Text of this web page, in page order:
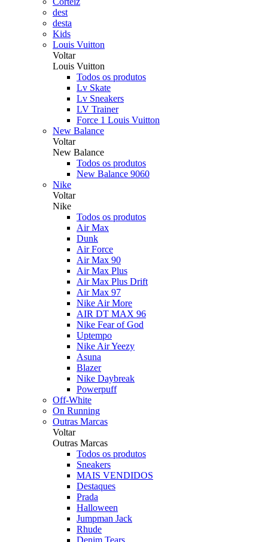
dest
desta
Kids
Louis Vuitton
Voltar
Louis Vuitton
Todos os produtos
Lv Skate
Lv Sneakers
LV Trainer
Force 1 Louis Vuitton
New Balance
Voltar
New Balance
Todos os produtos
New Balance 9060
Nike
Voltar
Nike
Todos os produtos
Air Max
Dunk
Air Force
Air Max 90
Air Max Plus
Air Max Plus Drift
Air Max 97
Nike Air More
AIR DT MAX 96
Nike Fear of God
Uptempo
Nike Air Yeezy
Asuna
Blazer
Nike Daybreak
Powerpuff
Off-White
On Running
Outras Marcas
Voltar
Outras Marcas
Todos os produtos
Sneakers
MAIS VENDIDOS
Destaques
Prada
Halloween
Jumpman Jack
Rhude
Denim Tears